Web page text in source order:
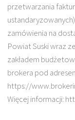
przetwarzania
zamówienia na
Powiat Suski wraz
zakładem
brokera pod
https://
Więcej informacji: